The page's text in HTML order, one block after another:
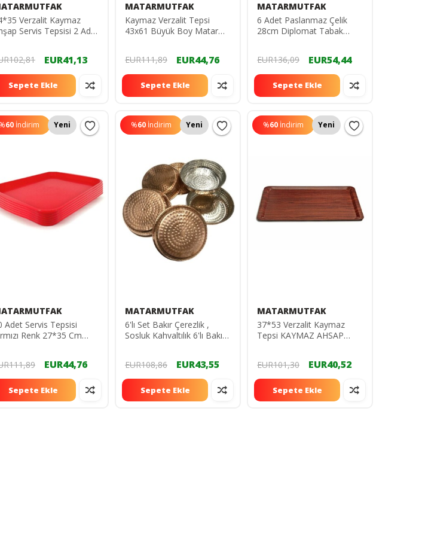
Verzalit Kaymaz
Servis Tepsisi 2 Adet
EUR41,13
Sepete Ekle
MATARMUTFAK
Kaymaz Verzalit Tepsi
43x61 Büyük Boy Matar
EUR111,89 EUR44,76
Sepete Ekle
MATARMUTFAK
6 Adet Paslanmaz Çelik
28cm Diplomat Tabak
EUR136,09 EUR54,44
Sepete Ekle
%60 İndirim Yeni
Adet Servis Tepsisi
Renk 27*35 Cm
EUR44,76
Sepete Ekle
%60 İndirim Yeni
MATARMUTFAK
6'lı Set Bakır Çerezlik ,
Sosluk Kahvaltılık 6'lı Bakır
EUR108,86
EUR43,55
Sepete Ekle
%60 İndirim Yeni
MATARMUTFAK
37*53 Verzalit Kaymaz
Tepsi KAYMAZ AHSAP
EUR101,30
EUR40,52
Sepete Ekle